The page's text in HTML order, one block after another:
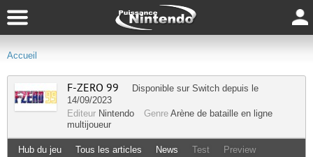
Accueil
F-ZERO 99 Disponible sur Switch depuis le
14/09/2023
Editeur Nintendo Genre Arène de bataille en ligne
multijoueur
Hub du jeu Tous les articles News Test Preview